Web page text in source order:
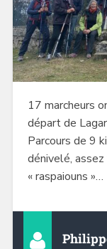
17 marcheurs
départ de
Parcours de 9
dénivelé,
« raspaiouns »…